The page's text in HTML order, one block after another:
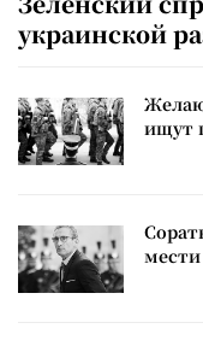
украинской
ищут